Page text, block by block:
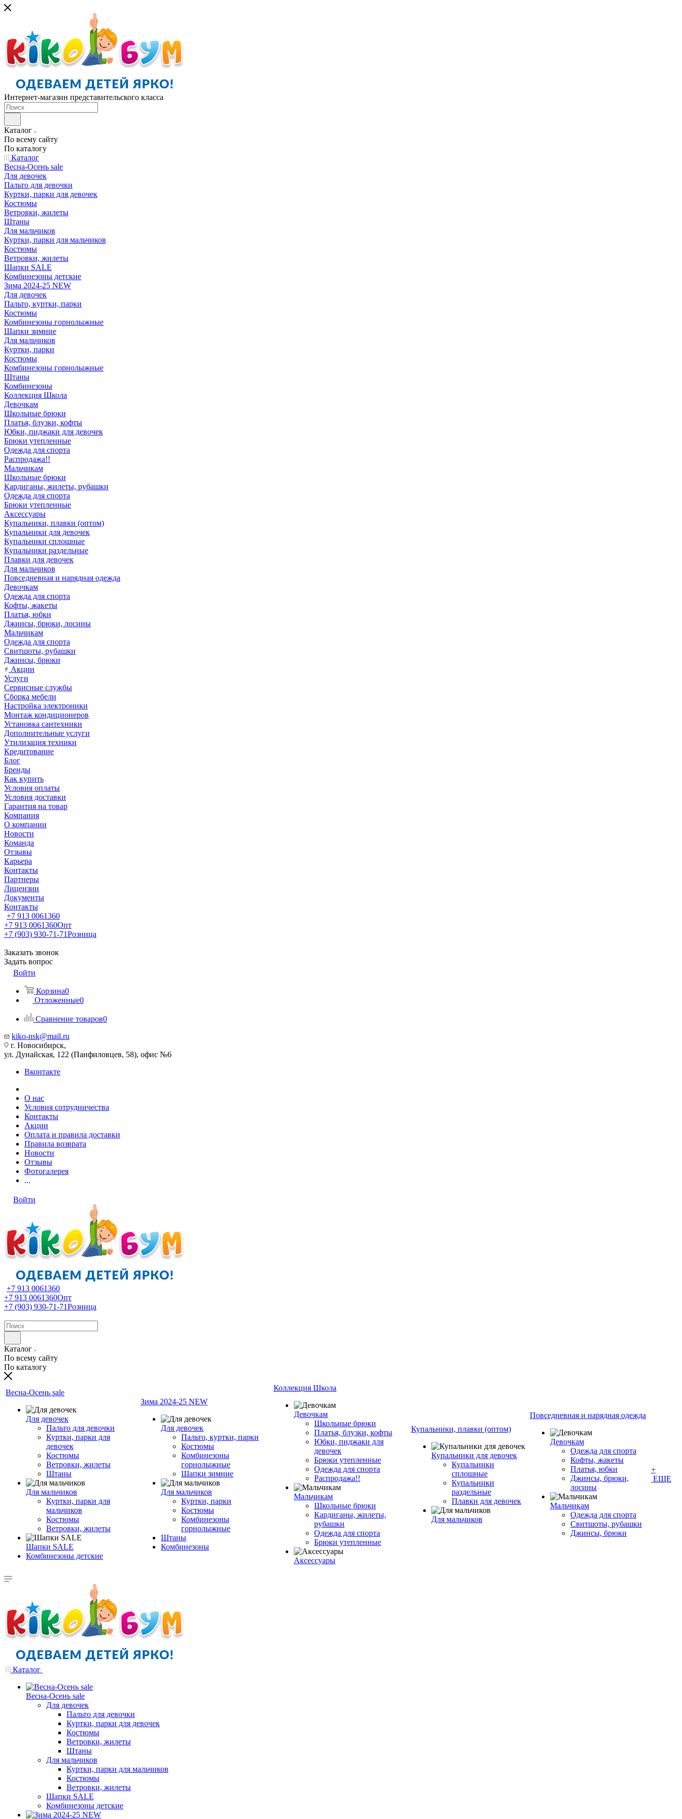
Интернет-магазин представительского класса
Каталог
По всему сайту
По каталогу
Каталог
Весна-Осень sale
Для девочек
Пальто для девочки
Куртки, парки для девочек
Костюмы
Ветровки, жилеты
Штаны
Для мальчиков
Куртки, парки для мальчиков
Костюмы
Ветровки, жилеты
Шапки SALE
Комбинезоны детские
Зима 2024-25 NEW
Для девочек
Пальто, куртки, парки
Костюмы
Комбинезоны горнолыжные
Шапки зимние
Для мальчиков
Куртки, парки
Костюмы
Комбинезоны горнолыжные
Штаны
Комбинезоны
Коллекция Школа
Девочкам
Школьные брюки
Платья, блузки, кофты
Юбки, пиджаки для девочек
Брюки утепленные
Одежда для спорта
Распродажа!!
Мальчикам
Школьные брюки
Кардиганы, жилеты, рубашки
Одежда для спорта
Брюки утепленные
Аксессуары
Купальники, плавки (оптом)
Купальники для девочек
Купальники сплошные
Купальники раздельные
Плавки для девочек
Для мальчиков
Повседневная и нарядная одежда
Девочкам
Одежда для спорта
Кофты, жакеты
Платья, юбки
Джинсы, брюки, лосины
Мальчикам
Одежда для спорта
Свитшоты, рубашки
Джинсы, брюки
Акции
Услуги
Сервисные службы
Сборка мебели
Настройка электроники
Монтаж кондиционеров
Установка сантехники
Дополнительные услуги
Утилизация техники
Кредитование
Блог
Бренды
Как купить
Условия оплаты
Условия доставки
Гарантия на товар
Компания
О компании
Новости
Команда
Отзывы
Карьера
Контакты
Партнеры
Лицензии
Документы
Контакты
+7 913 0061360
+7 913 0061360Опт
+7 (903) 930-71-71Розница
Заказать звонок
Задать вопрос
Войти
Корзина0
Отложенные0
Сравнение товаров0
kiko-nsk@mail.ru
г. Новосибирск,
ул. Дунайская, 122 (Панфиловцев, 58), офис №6
Вконтакте
О нас
Условия сотрудничества
Контакты
Акции
Оплата и правила доставки
Правила возврата
Новости
Отзывы
Фотогалерея
...
Войти
+7 913 0061360
+7 913 0061360Опт
+7 (903) 930-71-71Розница
Каталог
По всему сайту
По каталогу
Весна-Осень sale
Для девочек
Пальто для девочки
Куртки, парки для
девочек
Костюмы
Ветровки, жилеты
Штаны
Для мальчиков
Куртки, парки для
мальчиков
Костюмы
Ветровки, жилеты
Шапки SALE
Комбинезоны детские
Зима 2024-25 NEW
Для девочек
Пальто, куртки, парки
Костюмы
Комбинезоны
горнолыжные
Шапки зимние
Для мальчиков
Куртки, парки
Костюмы
Комбинезоны
горнолыжные
Штаны
Комбинезоны
Коллекция Школа
Девочкам
Школьные брюки
Платья, блузки, кофты
Юбки, пиджаки для
девочек
Брюки утепленные
Одежда для спорта
Распродажа!!
Мальчикам
Школьные брюки
Кардиганы, жилеты,
рубашки
Одежда для спорта
Брюки утепленные
Аксессуары
Купальники, плавки (оптом)
Купальники для девочек
Купальники
сплошные
Купальники
раздельные
Плавки для девочек
Для мальчиков
Повседневная и нарядная одежда
Девочкам
Одежда для спорта
Кофты, жакеты
Платья, юбки
Джинсы, брюки,
лосины
Мальчикам
Одежда для спорта
Свитшоты, рубашки
Джинсы, брюки
+
ЕЩЕ
Каталог
Весна-Осень sale
Для девочек
Пальто для девочки
Куртки, парки для девочек
Костюмы
Ветровки, жилеты
Штаны
Для мальчиков
Куртки, парки для мальчиков
Костюмы
Ветровки, жилеты
Шапки SALE
Комбинезоны детские